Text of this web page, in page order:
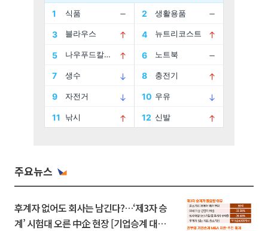
주요뉴스
후계자 없어도 회사는 남긴다?…‘제3자 승
계’ 시험대 오른 中企 현장 [기업승계 대전